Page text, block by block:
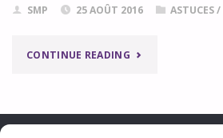
SMP 25 AOÛT 2016 ASTUCES/
CONTINUE READING"COMMENT
SON